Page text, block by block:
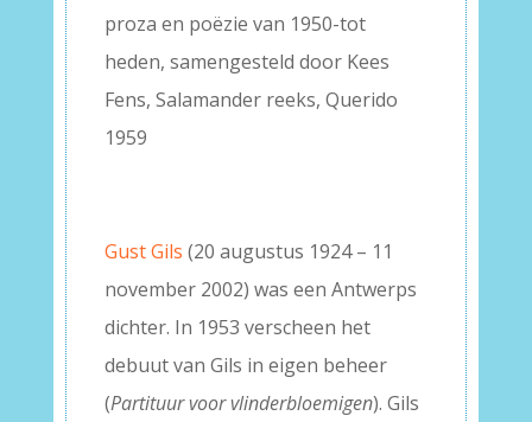
proza en poëzie van 1950-tot
heden, samengesteld door Kees
Fens, Salamander reeks, Querido
1959
Gust Gils (20 augustus 1924 – 11
november 2002) was een Antwerps
dichter. In 1953 verscheen het
debuut van Gils in eigen beheer
(Partituur voor vlinderbloemigen). Gils